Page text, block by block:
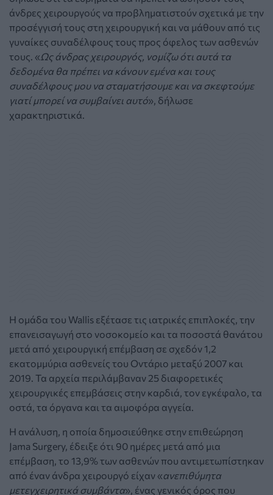
άνδρες χειρουργούς να προβληματιστούν σχετικά με την
προσέγγισή τους στη χειρουργική και να μάθουν από τις
γυναίκες συναδέλφους τους προς όφελος των ασθενών
τους. «Ως άνδρας χειρουργός, νομίζω ότι αυτά τα
δεδομένα θα πρέπει να κάνουν εμένα και τους
συναδέλφους μου να σταματήσουμε και να σκεφτούμε
γιατί μπορεί να συμβαίνει αυτό», δήλωσε
χαρακτηριστικά.
Η ομάδα του Wallis εξέτασε τις ιατρικές επιπλοκές, την
επανεισαγωγή στο νοσοκομείο και τα ποσοστά θανάτου
μετά από χειρουργική επέμβαση σε σχεδόν 1,2
εκατομμύρια ασθενείς του Οντάριο μεταξύ 2007 και
2019. Τα αρχεία περιλάμβαναν 25 διαφορετικές
χειρουργικές επεμβάσεις στην καρδιά, τον εγκέφαλο, τα
οστά, τα όργανα και τα αιμοφόρα αγγεία.
Η ανάλυση, η οποία δημοσιεύθηκε στην επιθεώρηση
Jama Surgery, έδειξε ότι 90 ημέρες μετά από μια
επέμβαση, το 13,9% των ασθενών που αντιμετωπίστηκαν
από έναν άνδρα χειρουργό είχαν «ανεπιθύμητα
μετεγχειρητικά συμβάντα», ένας γενικός όρος που